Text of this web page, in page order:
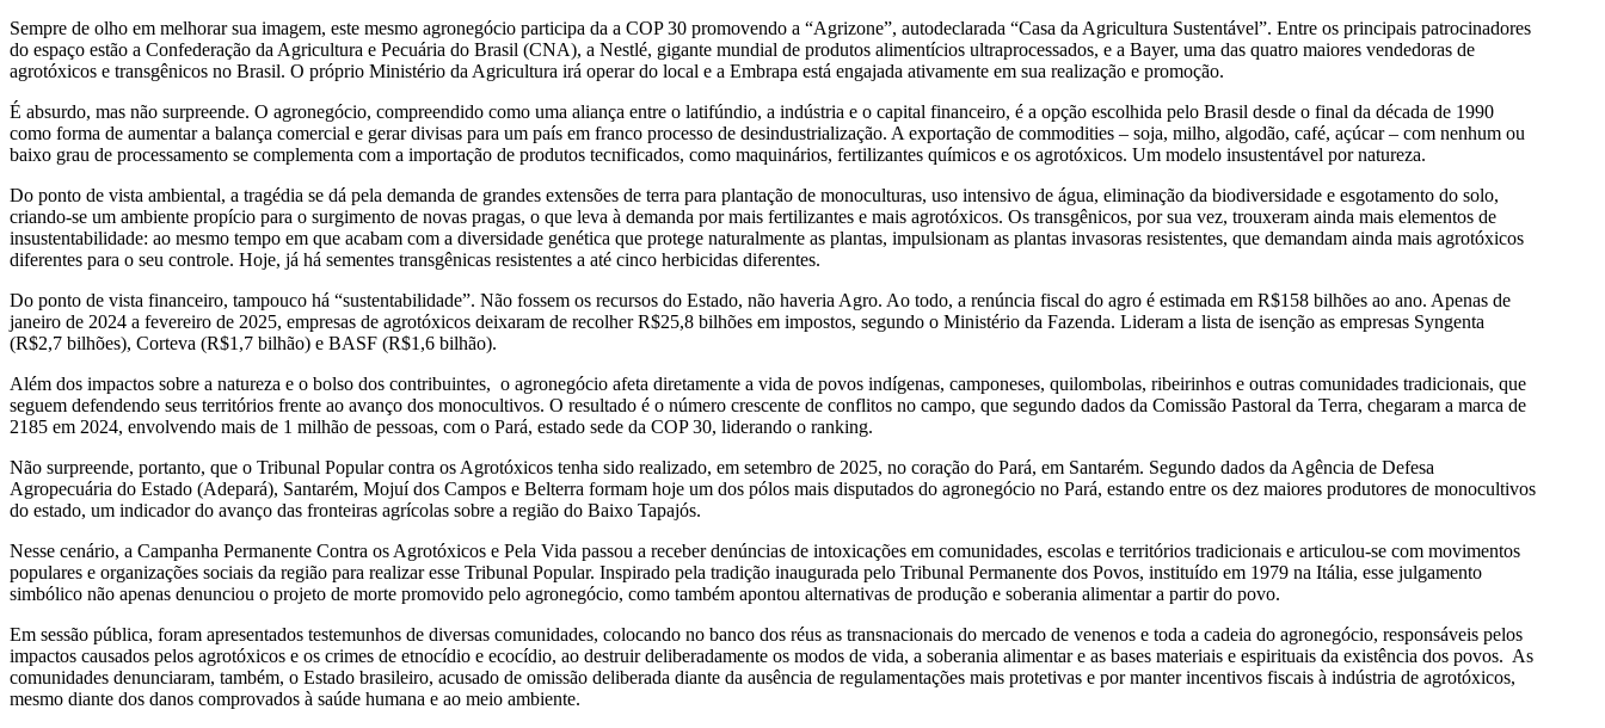
Sempre de olho em melhorar sua imagem, este mesmo agronegócio participa da a COP 30 promovendo a “Agrizone”, autodeclarada “Casa da Agricultura Sustentável”. Entre os principais patrocinadores
do espaço estão a Confederação da Agricultura e Pecuária do Brasil (CNA), a Nestlé, gigante mundial de produtos alimentícios ultraprocessados, e a Bayer, uma das quatro maiores vendedoras de
agrotóxicos e transgênicos no Brasil. O próprio Ministério da Agricultura irá operar do local e a Embrapa está engajada ativamente em sua realização e promoção.
É absurdo, mas não surpreende. O agronegócio, compreendido como uma aliança entre o latifúndio, a indústria e o capital financeiro, é a opção escolhida pelo Brasil desde o final da década de 1990
como forma de aumentar a balança comercial e gerar divisas para um país em franco processo de desindustrialização. A exportação de commodities – soja, milho, algodão, café, açúcar – com nenhum ou
baixo grau de processamento se complementa com a importação de produtos tecnificados, como maquinários, fertilizantes químicos e os agrotóxicos. Um modelo insustentável por natureza.
Do ponto de vista ambiental, a tragédia se dá pela demanda de grandes extensões de terra para plantação de monoculturas, uso intensivo de água, eliminação da biodiversidade e esgotamento do solo,
criando-se um ambiente propício para o surgimento de novas pragas, o que leva à demanda por mais fertilizantes e mais agrotóxicos. Os transgênicos, por sua vez, trouxeram ainda mais elementos de
insustentabilidade: ao mesmo tempo em que acabam com a diversidade genética que protege naturalmente as plantas, impulsionam as plantas invasoras resistentes, que demandam ainda mais agrotóxicos
diferentes para o seu controle. Hoje, já há sementes transgênicas resistentes a até cinco herbicidas diferentes.
Do ponto de vista financeiro, tampouco há “sustentabilidade”. Não fossem os recursos do Estado, não haveria Agro. Ao todo, a renúncia fiscal do agro é estimada em R$158 bilhões ao ano. Apenas de
janeiro de 2024 a fevereiro de 2025, empresas de agrotóxicos deixaram de recolher R$25,8 bilhões em impostos, segundo o Ministério da Fazenda. Lideram a lista de isenção as empresas Syngenta
(R$2,7 bilhões), Corteva (R$1,7 bilhão) e BASF (R$1,6 bilhão).
Além dos impactos sobre a natureza e o bolso dos contribuintes, o agronegócio afeta diretamente a vida de povos indígenas, camponeses, quilombolas, ribeirinhos e outras comunidades tradicionais, que
seguem defendendo seus territórios frente ao avanço dos monocultivos. O resultado é o número crescente de conflitos no campo, que segundo dados da Comissão Pastoral da Terra, chegaram a marca de
2185 em 2024, envolvendo mais de 1 milhão de pessoas, com o Pará, estado sede da COP 30, liderando o ranking.
Não surpreende, portanto, que o Tribunal Popular contra os Agrotóxicos tenha sido realizado, em setembro de 2025, no coração do Pará, em Santarém. Segundo dados da Agência de Defesa
Agropecuária do Estado (Adepará), Santarém, Mojuí dos Campos e Belterra formam hoje um dos pólos mais disputados do agronegócio no Pará, estando entre os dez maiores produtores de monocultivos
do estado, um indicador do avanço das fronteiras agrícolas sobre a região do Baixo Tapajós.
Nesse cenário, a Campanha Permanente Contra os Agrotóxicos e Pela Vida passou a receber denúncias de intoxicações em comunidades, escolas e territórios tradicionais e articulou-se com movimentos
populares e organizações sociais da região para realizar esse Tribunal Popular. Inspirado pela tradição inaugurada pelo Tribunal Permanente dos Povos, instituído em 1979 na Itália, esse julgamento
simbólico não apenas denunciou o projeto de morte promovido pelo agronegócio, como também apontou alternativas de produção e soberania alimentar a partir do povo.
Em sessão pública, foram apresentados testemunhos de diversas comunidades, colocando no banco dos réus as transnacionais do mercado de venenos e toda a cadeia do agronegócio, responsáveis pelos
impactos causados pelos agrotóxicos e os crimes de etnocídio e ecocídio, ao destruir deliberadamente os modos de vida, a soberania alimentar e as bases materiais e espirituais da existência dos povos. As
comunidades denunciaram, também, o Estado brasileiro, acusado de omissão deliberada diante da ausência de regulamentações mais protetivas e por manter incentivos fiscais à indústria de agrotóxicos,
mesmo diante dos danos comprovados à saúde humana e ao meio ambiente.